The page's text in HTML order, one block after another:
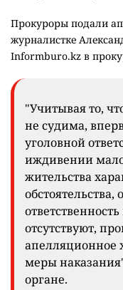
Прокуроры подали
журналистке
Informburo.kz в
"Учитывая то,
не судима,
уголовной
иждивении
жительства
отсутствуют,
апелляционное
меры
органе.